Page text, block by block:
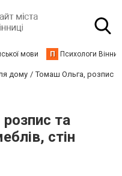
мови П Психологи
дому
Томаш Ольга, розпис
та
стін